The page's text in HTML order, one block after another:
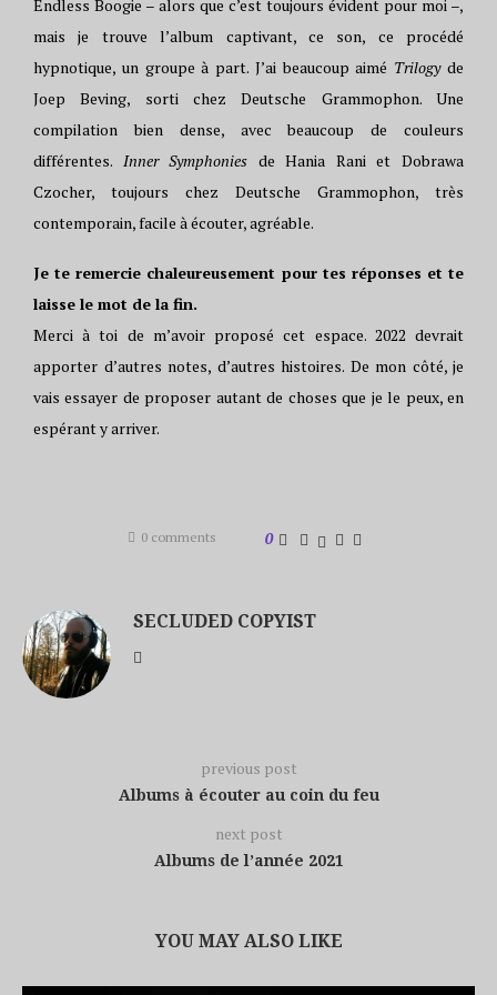
Endless Boogie – alors que c’est toujours évident pour moi –,
mais je trouve l’album captivant, ce son, ce procédé
hypnotique, un groupe à part. J’ai beaucoup aimé Trilogyde
Joep Beving, sorti chez Deutsche Grammophon. Une
compilation bien dense, avec beaucoup de couleurs
différentes. Inner Symphonies de Hania Rani et Dobrawa
Czocher, toujours chez Deutsche Grammophon, très
contemporain, facile à écouter, agréable.
Je te remercie chaleureusement pour tes réponses et te
laisse le mot de la fin.
Merci à toi de m’avoir proposé cet espace. 2022 devrait
apporter d’autres notes, d’autres histoires. De mon côté, je
vais essayer de proposer autant de choses que je le peux, en
espérant y arriver.
0 comments 0
SECLUDED COPYIST
previous post
Albums à écouter au coin du feu
next post
Albums de l’année 2021
YOU MAY ALSO LIKE